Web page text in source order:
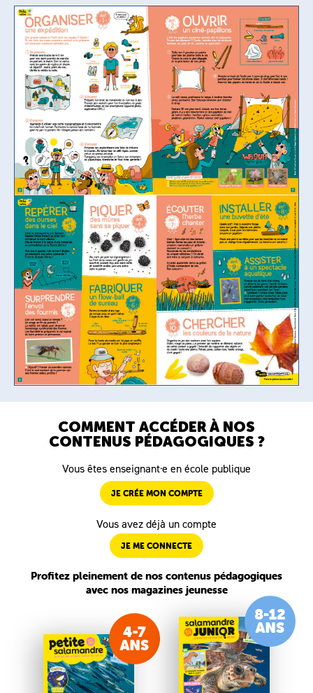
COMMENT ACCÉDER À NOS
CONTENUS PÉDAGOGIQUES ?
Vous êtes enseignant·e en école publique
JE CRÉE MON COMPTE
Vous avez déjà un compte
JE ME CONNECTE
Profitez pleinement de nos contenus pédagogiques
avec nos magazines jeunesse